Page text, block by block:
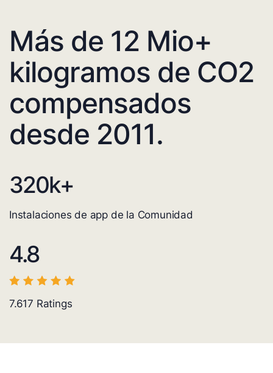
Más de 12 Mio+
kilogramos de CO2
compensados
desde 2011.
320k+
Instalaciones de app de la Comunidad
4.8
7.617 Ratings